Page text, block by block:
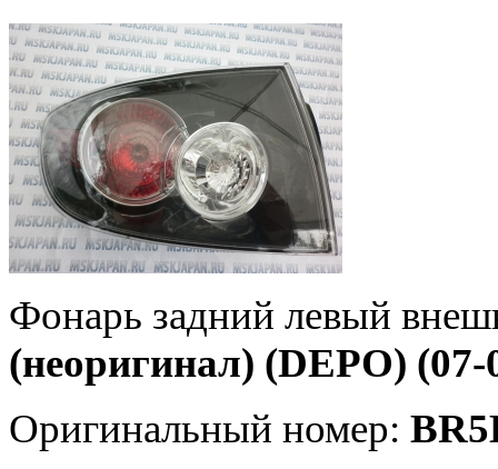
Фонарь задний левый
(неоригинал) (DEPO)
Оригинальный номер: